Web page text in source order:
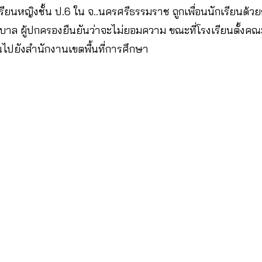
ยนหญิงชั้น ป.6 ใน จ..นครศรีธรรมราช ถูกเพื่อนนักเรียนด้ว
าล ผู้ปกครองยืนยันว่าจะไม่ยอมความ ขณะที่โรงเรียนตั้งค
ปยังสำนักงานเขตพื้นที่การศึกษา